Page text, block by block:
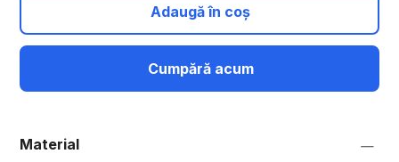
Adaugă în coș
Cumpără acum
Material